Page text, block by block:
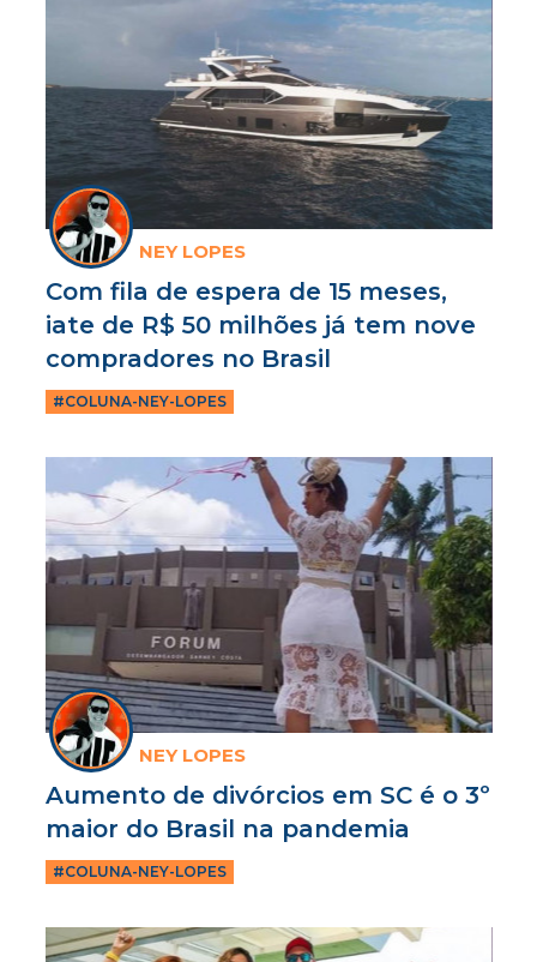
NEY LOPES
Com fila de espera de 15 meses,
iate de R$ 50 milhões já tem nove
compradores no Brasil
#COLUNA-NEY-LOPES
NEY LOPES
Aumento de divórcios em SC é o 3º
maior do Brasil na pandemia
#COLUNA-NEY-LOPES